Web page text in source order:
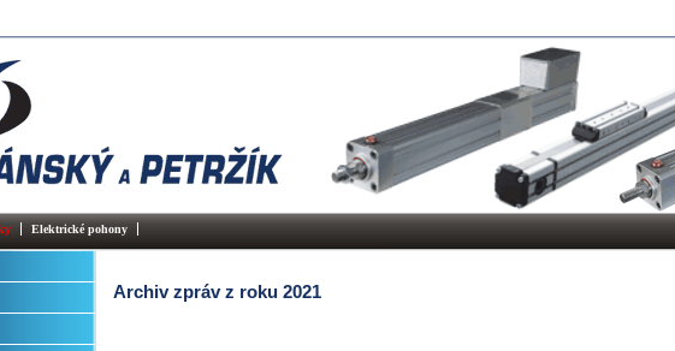
Elektrické pohony
Archiv zpráv z roku 2021